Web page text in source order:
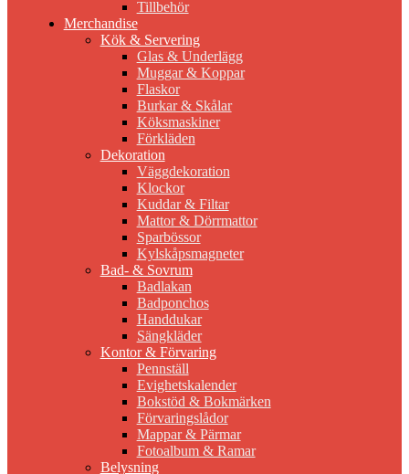
Tillbehör
Merchandise
Kök & Servering
Glas & Underlägg
Muggar & Koppar
Flaskor
Burkar & Skålar
Köksmaskiner
Förkläden
Dekoration
Väggdekoration
Klockor
Kuddar & Filtar
Mattor & Dörrmattor
Sparbössor
Kylskåpsmagneter
Bad- & Sovrum
Badlakan
Badponchos
Handdukar
Sängkläder
Kontor & Förvaring
Pennställ
Evighetskalender
Bokstöd & Bokmärken
Förvaringslådor
Mappar & Pärmar
Fotoalbum & Ramar
Belysning